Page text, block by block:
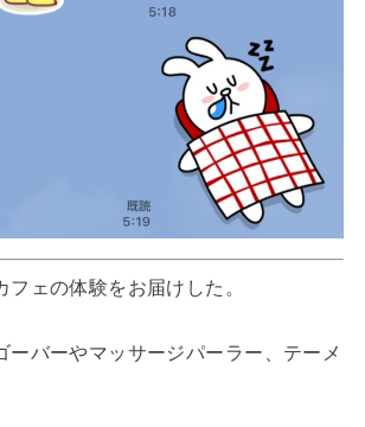
フェの体験をお届けした。
ーバーやマッサージパーラー、テーメ